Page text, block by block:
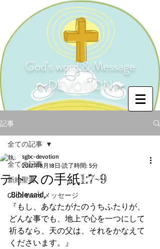
God's word & Message
〜DEVOTION〜
記事
全ての記事
新約聖書
God's Word メッセージ
全ての記事
テトスの手紙1:7~9
sgbc-devotion
2017年8月18日 読了時間: 5分
Bible said,
『もし、あなたがたのうちふたりが、
どんな事でも、地上で心を一つにして
祈るなら、天の父は、それをかなえて
くださいます。』